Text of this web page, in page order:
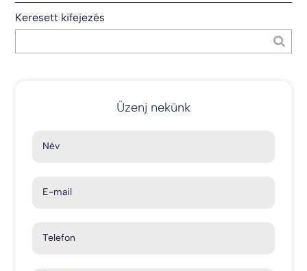
Keresett kifejezés
Üzenj nekünk
Név
E-mail
Telefon